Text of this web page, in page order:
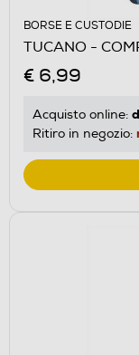
BORSE E CUSTODIE
TUCANO -
€ 6,99
Acquisto online:
Ritiro in negozio: